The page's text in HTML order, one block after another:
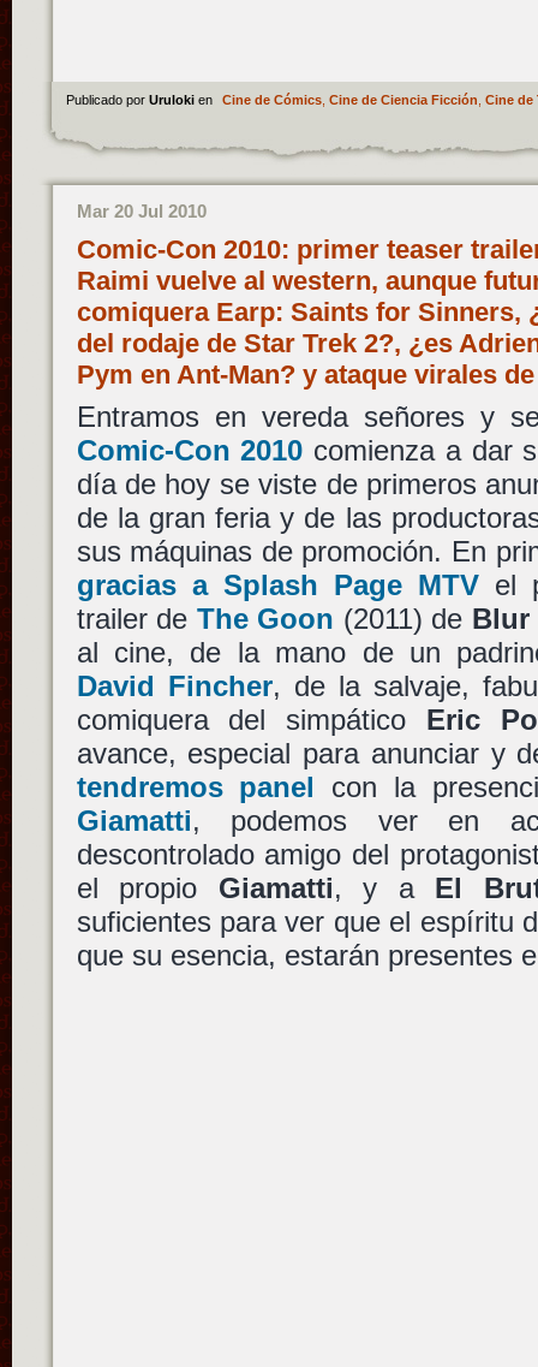
Publicado por Uruloki en Cine de Cómics, Cine de Ciencia Ficción Cine de
Mar 20 Jul 2010
Comic-Con 2010: primer teaser
Raimi vuelve al western, aunque
comiquera Earp: Saints for Sinners,
del rodaje de Star Trek 2?, ¿es
Pym en Ant-Man? y ataque virales
Entramos en vereda señores y
Comic-Con 2010 comienza a dar
día de hoy se viste de primeros
de la gran feria y de las
sus máquinas de promoción. En
gracias a Splash Page MTV el
trailer de The Goon (2011) de Blur
al cine, de la mano de un
David Fincher, de la salvaje,
comiquera del simpático Eric
avance, especial para anunciar y
tendremos panel con la
Giamatti, podemos ver en
descontrolado amigo del
el propio Giamatti, y a El
suficientes para ver que el espíritu
que su esencia, estarán presentes